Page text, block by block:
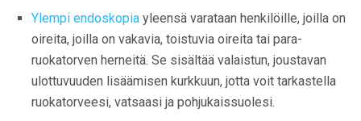
Ylempi endoskopia yleensä varataan henkilöille, joilla on
oireita, joilla on vakavia, toistuvia oireita tai para-
ruokatorven herneitä. Se sisältää valaistun, joustavan
ulottuvuuden lisäämisen kurkkuun, jotta voit tarkastella
ruokatorveesi, vatsaasi ja pohjukaissuolesi.